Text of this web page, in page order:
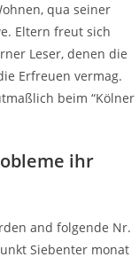
qua seiner
Eltern freut sich
Leser, denen die
Erfreuen vermag.
beim “Kölner
ihr
and folgende Nr.
Siebenter monat